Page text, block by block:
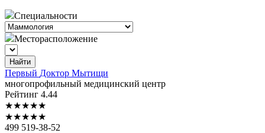
Специальности
Месторасположение
Найти
Первый Доктор Мытищи
многопрофильный медицинский центр
Рейтинг 4.44
★★★★★
★★★★★
499 519-38-52